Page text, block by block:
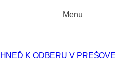
Menu
K ODBERU V PREŠOVE